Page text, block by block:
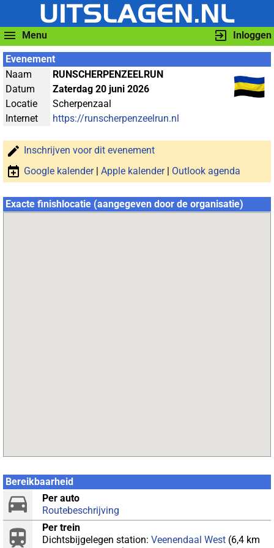
Menu Inloggen
Evenement
Naam
RUNSCHERPENZEELRUN
Datum
Zaterdag 20 juni 2026
Locatie
Scherpenzaal
Internet
https://runscherpenzeelrun.nl
Inschrijven voor dit evenement
Google kalender| Apple kalender| Outlook agenda
Exacte finishlocatie (aangegeven door de organisatie)
Bereikbaarheid
Per auto
Routebeschrijving
Per trein
Dichtsbijgelegen station: Veenendaal West (6,4 km